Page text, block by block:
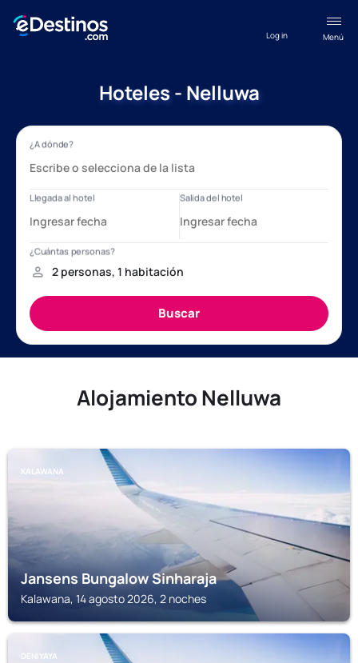
Menú
Log in
Hoteles - Nelluwa
Alojamiento Nelluwa
KALAWANA
Jansens Bungalow Sinharaja
Kalawana, 14 agosto 2026, 2 noches
DENIYAYA